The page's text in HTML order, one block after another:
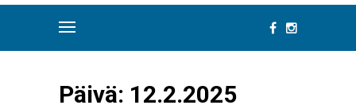
Päivä: 12.2.2025